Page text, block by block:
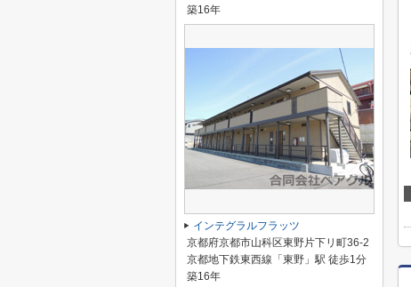
築16年
インテグラルフラッツ
京都府京都市山科区東野片下リ町36-2
京都地下鉄東西線「東野」駅 徒歩1分
築16年